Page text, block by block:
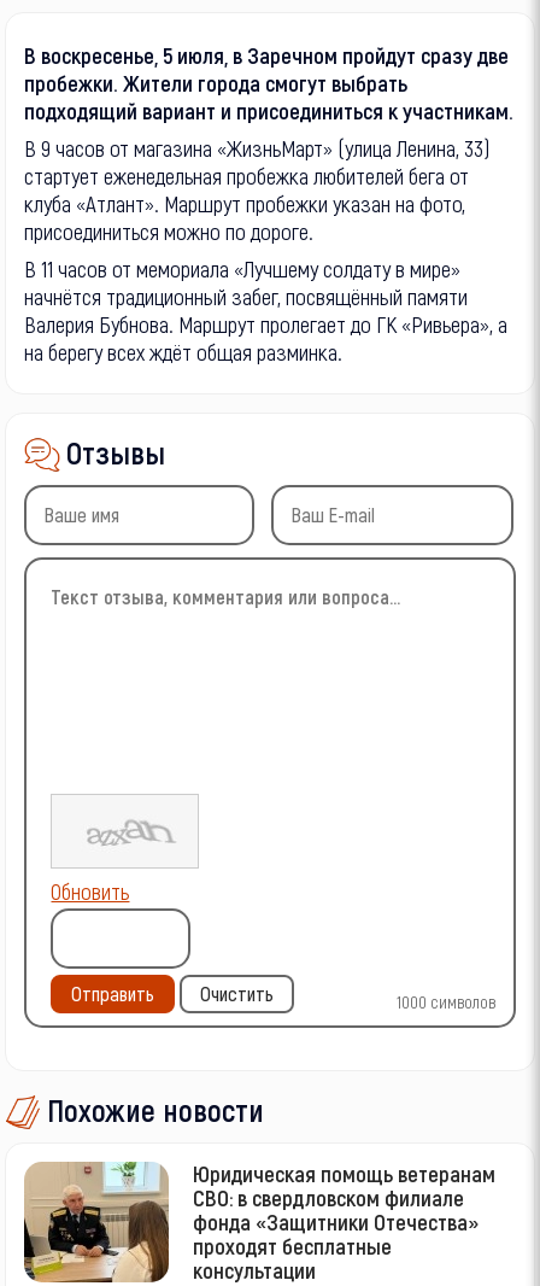
В воскресенье, 5 июля, в Заречном пройдут сразу две
пробежки. Жители города смогут выбрать
подходящий вариант и присоединиться к участникам.
В 9 часов от магазина «ЖизньМарт» (улица Ленина, 33)
стартует еженедельная пробежка любителей бега от
клуба «Атлант». Маршрут пробежки указан на фото,
присоединиться можно по дороге.
В 11 часов от мемориала «Лучшему солдату в мире»
начнётся традиционный забег, посвящённый памяти
Валерия Бубнова. Маршрут пролегает до ГК «Ривьера», а
на берегу всех ждёт общая разминка.
Отзывы
1000 символов
Обновить
Отправить Очистить
Похожие новости
Юридическая помощь ветеранам
СВО: в свердловском филиале
фонда «Защитники Отечества»
проходят бесплатные
консультации